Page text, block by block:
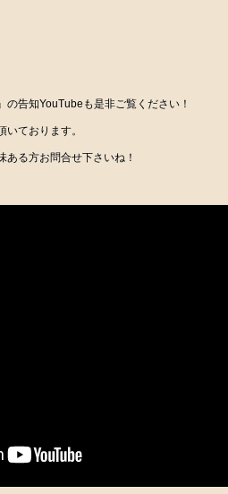
告知YouTubeも是非ご覧ください！
ております。
る方お問合せ下さいね！